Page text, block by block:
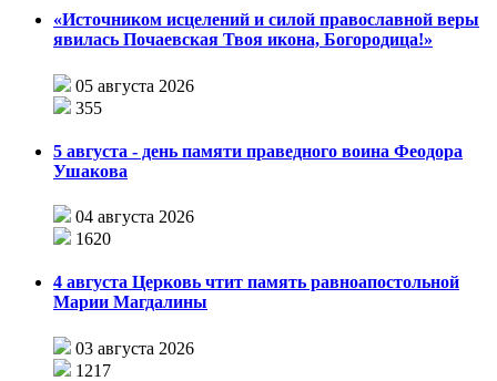
«Источником исцелений и силой православной веры
явилась Почаевская Твоя икона, Богородица!»
05 августа 2026
355
5 августа - день памяти праведного воина Феодора
Ушакова
04 августа 2026
1620
4 августа Церковь чтит память равноапостольной
Марии Магдалины
03 августа 2026
1217